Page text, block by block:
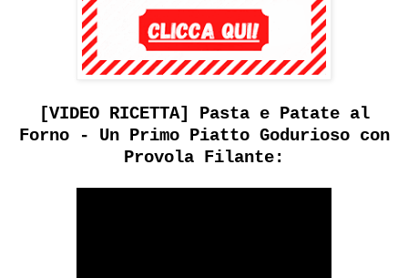
[VIDEO RICETTA] Pasta e Patate al
Forno - Un Primo Piatto Godurioso con
Provola Filante: